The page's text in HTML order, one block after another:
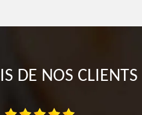
DE NOS CLIENTS